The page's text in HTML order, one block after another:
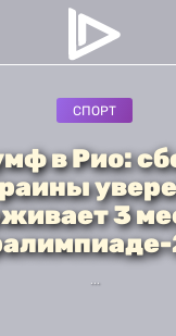
СПОРТ
в Рио:
3
...